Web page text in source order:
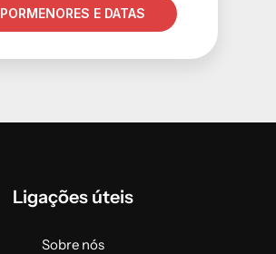
PORMENORES E DATAS
Ligações úteis
Sobre nós